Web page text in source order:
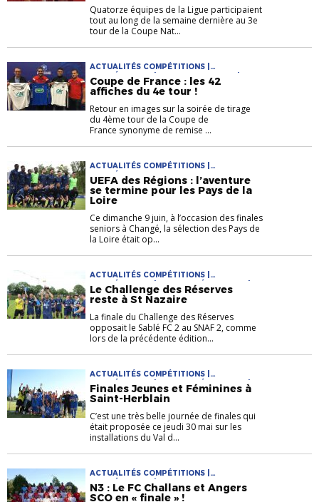
Quatorze équipes de la Ligue participaient
tout au long de la semaine dernière au 3e
tour de la Coupe Nat...
ACTUALITÉS COMPÉTITIONS |
COMPÉTITIONS | COUPE DE FRANCE |
COUPES NATIONALES
Coupe de France : les 42
affiches du 4e tour !
Retour en images sur la soirée de tirage
du 4ème tour de la Coupe de
France synonyme de remise ...
ACTUALITÉS COMPÉTITIONS |
COMPÉTITIONS
UEFA des Régions : l’aventure
se termine pour les Pays de la
Loire
Ce dimanche 9 juin, à l’occasion des finales
seniors à Changé, la sélection des Pays de
la Loire était op...
ACTUALITÉS COMPÉTITIONS |
COMPÉTITIONS | COUPES RÉGIONALES |
MASCULIN
Le Challenge des Réserves
reste à St Nazaire
La finale du Challenge des Réserves
opposait le Sablé FC 2 au SNAF 2, comme
lors de la précédente édition...
ACTUALITÉS COMPÉTITIONS |
COMPÉTITIONS | COUPES RÉGIONALES |
FÉMININE | FINALES | JEUNES
Finales Jeunes et Féminines à
Saint-Herblain
C’est une très belle journée de finales qui
était proposée ce jeudi 30 mai sur les
installations du Val d...
ACTUALITÉS COMPÉTITIONS |
COMPÉTITIONS | NATIONAL 3
N3 : Le FC Challans et Angers
SCO en « finale » !